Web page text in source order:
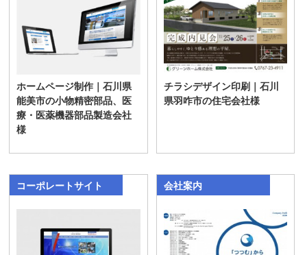
ホームページ制作｜石川県
能美市の小物精密部品、医
療・医薬機器部品製造会社
様
チラシデザイン印刷｜石川
県羽咋市の住宅会社様
コーポレートサイト 会社案内